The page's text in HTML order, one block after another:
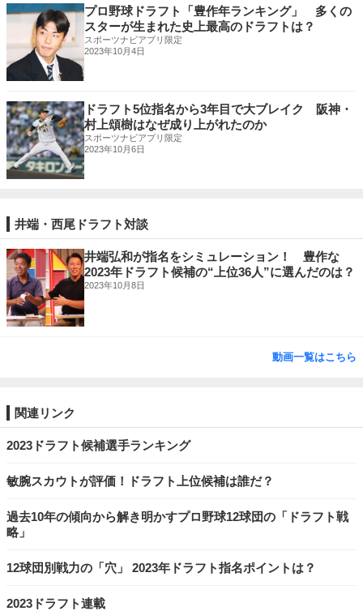
プロ野球ドラフト「豊作年ランキング」 多くの
スターが生まれた史上最高のドラフトは？
スポーツナビアプリ限定
2023年10月4日
ドラフト5位指名から3年目で大ブレイク 阪神・
村上頌樹はなぜ成り上がれたのか
スポーツナビアプリ限定
2023年10月6日
井端・西尾ドラフト対談
井端弘和が指名をシミュレーション！ 豊作な
2023年ドラフト候補の“上位36人”に選んだのは？
2023年10月8日
動画一覧はこちら
関連リンク
2023ドラフト候補選手ランキング
敏腕スカウトが評価！ドラフト上位候補は誰だ？
過去10年の傾向から解き明かすプロ野球12球団の「ドラフト戦
略」
12球団別戦力の「穴」 2023年ドラフト指名ポイントは？
2023ドラフト連載